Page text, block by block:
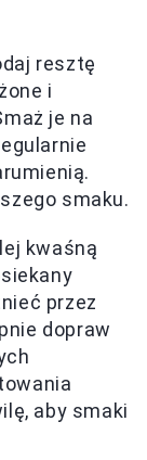
resztę
i
je na
smaku.
kwaśną
przez
dopraw
aby smaki